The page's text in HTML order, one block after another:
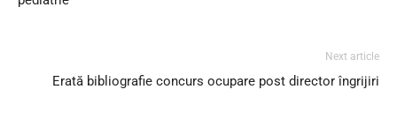
Next article
Erată bibliografie concurs ocupare post director îngrijiri